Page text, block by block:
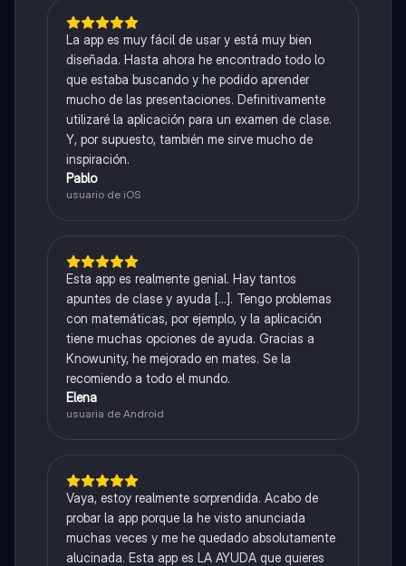
La app es muy fácil de usar y está muy bien
diseñada. Hasta ahora he encontrado todo lo
que estaba buscando y he podido aprender
mucho de las presentaciones. Definitivamente
utilizaré la aplicación para un examen de clase.
Y, por supuesto, también me sirve mucho de
inspiración.
Pablo
usuario de iOS
Esta app es realmente genial. Hay tantos
apuntes de clase y ayuda [...]. Tengo problemas
con matemáticas, por ejemplo, y la aplicación
tiene muchas opciones de ayuda. Gracias a
Knowunity, he mejorado en mates. Se la
recomiendo a todo el mundo.
Elena
usuaria de Android
Vaya, estoy realmente sorprendida. Acabo de
probar la app porque la he visto anunciada
muchas veces y me he quedado absolutamente
alucinada. Esta app es LA AYUDA que quieres